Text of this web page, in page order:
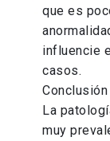
que es
influencie
casos.
Conclusión
La
muy